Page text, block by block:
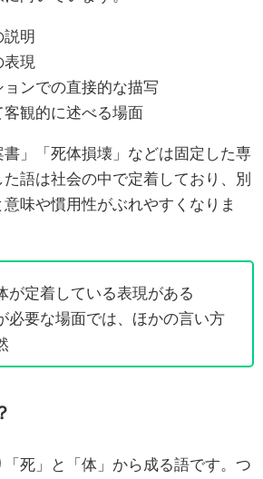
説明
表現
ンでの直接的な描写
観的に述べる場面
」「死体損壊」などは固定した専
語は社会の中で定着しており、別
味や慣用性がぶれやすくなりま
が定着している表現がある
必要な場面では、ほかの言い方
死」と「体」から成る語です。つ